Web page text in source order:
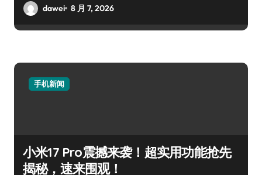
dawei 8 月 7, 2026
手机新闻
小米17 Pro震撼来袭！超实用功能抢先
揭秘，速来围观！